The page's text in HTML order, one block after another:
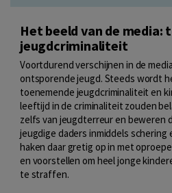
Het beeld van de media:
jeugdcriminaliteit
Voortdurend verschijnen in de
ontsporende jeugd. Steeds wordt
toenemende jeugdcriminaliteit en
leeftijd in de criminaliteit zouden
zelfs van jeugdterreur en beweren
jeugdige daders inmiddels schering
haken daar gretig op in met
en voorstellen om heel jonge
te straffen.